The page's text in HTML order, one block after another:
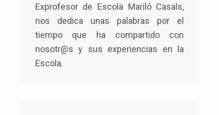
Exprofesor de Escola Mariló Casals,
nos dedica unas palabras por el
tiempo que ha compartido con
nosotr@s y sus experiencias en la
Escola.